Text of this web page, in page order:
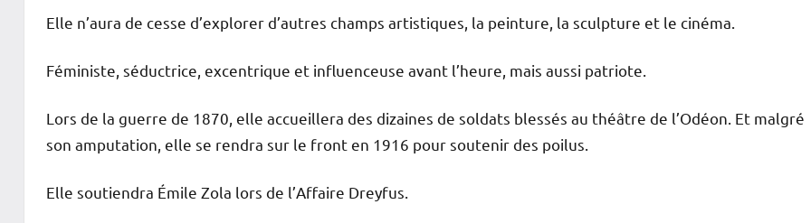
Elle n’aura de cesse d’explorer d’autres champs artistiques, la peinture, la sculpture et le cinéma.
Féministe, séductrice, excentrique et influenceuse avant l’heure, mais aussi patriote.
Lors de la guerre de 1870, elle accueillera des dizaines de soldats blessés au théâtre de l’Odéon. Et malgré
son amputation, elle se rendra sur le front en 1916 pour soutenir des poilus.
Elle soutiendra Émile Zola lors de l’Affaire Dreyfus.